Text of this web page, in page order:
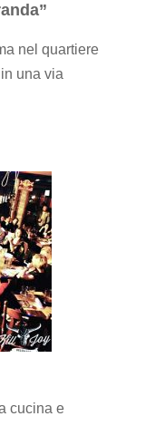
nel quartiere
una via
cucina e